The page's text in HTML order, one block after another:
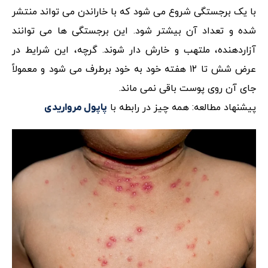
با یک برجستگی شروع می شود که با خاراندن می تواند منتشر
شده و تعداد آن بیشتر شود. این برجستگی ها می توانند
آزاردهنده، ملتهب و خارش دار شوند. گرچه، این شرایط در
عرض شش تا ۱۲ هفته خود به خود برطرف می شود و معمولاً
جای آن روی پوست باقی نمی ماند.
پیشنهاد مطالعه: همه چیز در رابطه با پاپول مرواریدی